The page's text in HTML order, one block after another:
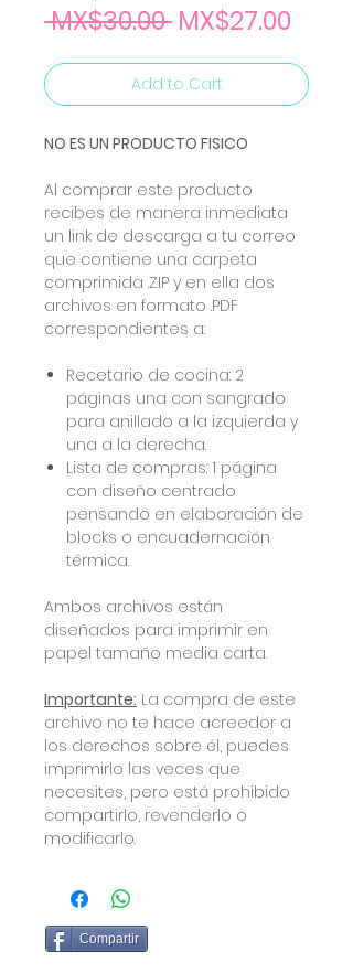
MX$30.00 Regular Price
MX$27.00
Add to Cart
NO ES UN PRODUCTO FISICO
Al comprar este producto
recibes de manera inmediata
un link de descarga a tu correo
que contiene una carpeta
comprimida .ZIP y en ella dos
archivos en formato .PDF
correspondientes a:
Recetario de cocina: 2
páginas una con sangrado
para anillado a la izquierda y
una a la derecha.
Lista de compras: 1 página
con diseño centrado
pensando en elaboración de
blocks o encuadernación
térmica.
Ambos archivos están
diseñados para imprimir en
papel tamaño media carta.
Importante: La compra de este
archivo no te hace acreedor a
los derechos sobre él, puedes
imprimirlo las veces que
necesites, pero está prohibido
compartirlo, revenderlo o
modificarlo.
Compartir